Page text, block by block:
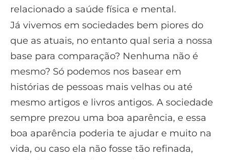
relacionado a saúde física e mental.
Já vivemos em sociedades bem piores do
que as atuais, no entanto qual seria a nossa
base para comparação? Nenhuma não é
mesmo? Só podemos nos basear em
histórias de pessoas mais velhas ou até
mesmo artigos e livros antigos. A sociedade
sempre prezou uma boa aparência, e essa
boa aparência poderia te ajudar e muito na
vida, ou caso ela não fosse tão refinada,